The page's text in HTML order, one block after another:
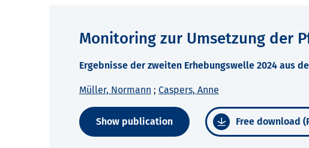
Monitoring zur Umsetzung der
Ergebnisse der zweiten Erhebungswelle 2024 aus
Müller, Normann ; Caspers, Anne
Show publication Free download